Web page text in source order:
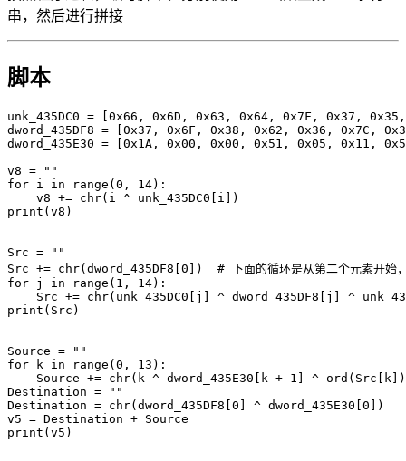
串，然后进行拼接
脚本
unk_435DC0 = 0x66 , 0x6D , 0x63 , 0x64 , 0x7F , 0x37 , 0x35 ,
dword_435DF8 = 0x37 , 0x6F , 0x38 , 0x62 , 0x36 , 0x7C ,
dword_435E30 = 0x1A , 0x00 , 0x00 , 0x51 , 0x05 , 0x11 ,
v8 =
""
for i in range ( 0 , 14) :
    v8
+= chr( i ^ unk_435DC0 i
)
print ( v8 )
Src =
""
Src += chr( dword_435DF8 0 )
# 下面的循环是从第二个元素开
for j in range ( 1 , 14) :
    Src
+= chr( unk_435DC0 j ^ dword_435DF8 j ^
print ( Src )
Source =
""
for k in range ( 0 , 13 ) :
    Source
+= chr( k ^ dword_435E30 k + 1 ^ ord ( Src k
)
Destination =
""
Destination = chr( dword_435DF8 0 ^ dword_435E30 0
)
v5 = Destination +
print ( v5 )